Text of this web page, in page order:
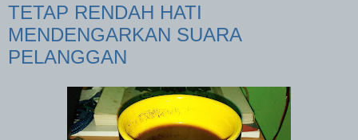
TETAP RENDAH HATI
MENDENGARKAN SUARA
PELANGGAN